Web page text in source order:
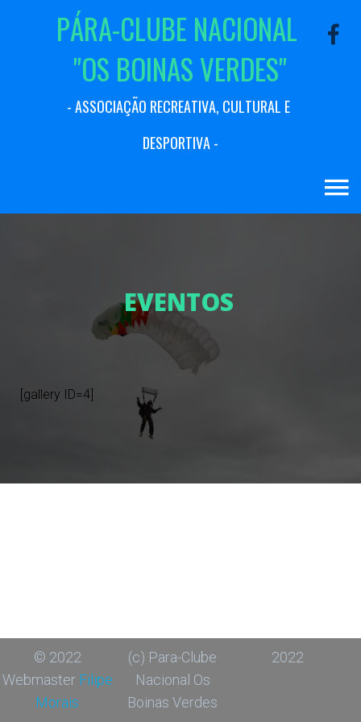
PÁRA-CLUBE NACIONAL
"OS BOINASVERDES"
- ASSOCIAÇÃO RECREATIVA, CULTURAL E
DESPORTIVA-
EVENTOS
[gallery ID=4]
© 2022
Webmaster Filipe
Morais
(c) Para-Clube
Nacional Os
Boinas Verdes
2022